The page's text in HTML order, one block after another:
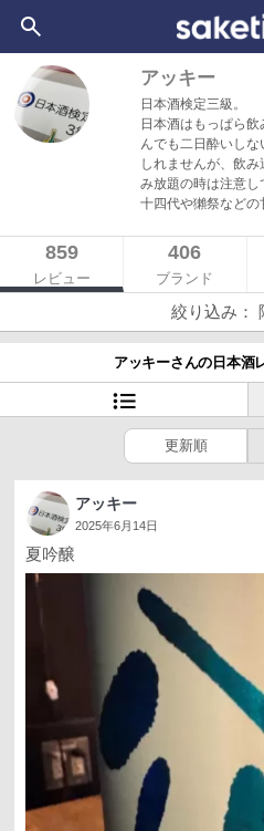
アッキー
日本酒検定三級。
日本酒はもっぱら
んでも二日酔いし
しれませんが、飲
み放題の時は注意し
十四代や獺祭などの
859
レビュー
406
ブランド
絞り込み：
アッキーさんの日本酒
更新順
アッキー
2025年6月14日
夏吟醸